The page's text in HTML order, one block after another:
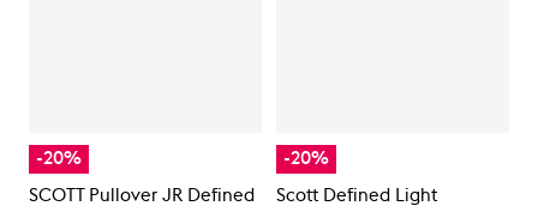
-20%
SCOTT Pullover JR Defined
-20%
Scott Defined Light